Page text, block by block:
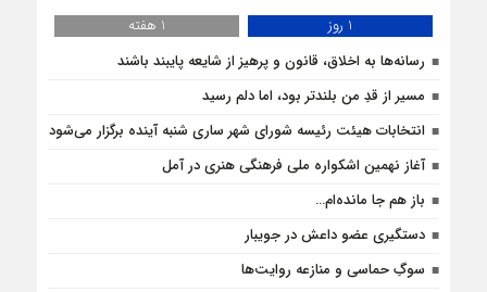
1 روز
1 هفته
رسانه‌ها به اخلاق، قانون و پرهیز از شایعه پایبند باشند
مسیر از قدِ من بلندتر بود، اما دلم رسید
انتخابات هیئت رئیسه شورای شهر ساری شنبه آینده برگزار می‌شود
آغاز نهمین اشکواره ملی فرهنگی هنری در آمل
باز هم جا مانده‌ام…
دستگیری عضو داعش در جویبار
سوگِ حماسی و منازعه روایت‌ها